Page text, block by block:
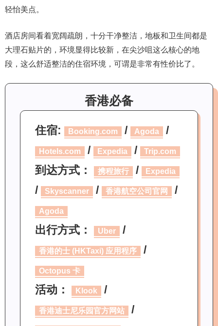
轻怡美点。
酒店房间看着宽阔疏朗，十分干净整洁，地板和卫生间都是
大理石贴片的，环境显得比较新，在尖沙咀这么核心的地
段，这么舒适整洁的住宿环境，可谓是非常有性价比了。
香港必备
住宿: Booking.com / Agoda /
Hotels.com / Expedia / Trip.com
到达方式： 携程旅行 / Expedia
/ Skyscanner / 香港航空公司官网 /
Agoda
出行方式： Uber /
香港的士 (HKTaxi) 应用程序 /
Octopus 卡
活动： Klook /
香港迪士尼乐园官方网站 /